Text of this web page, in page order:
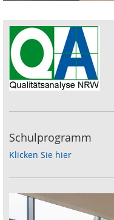
Schulprogramm
Klicken Sie hier